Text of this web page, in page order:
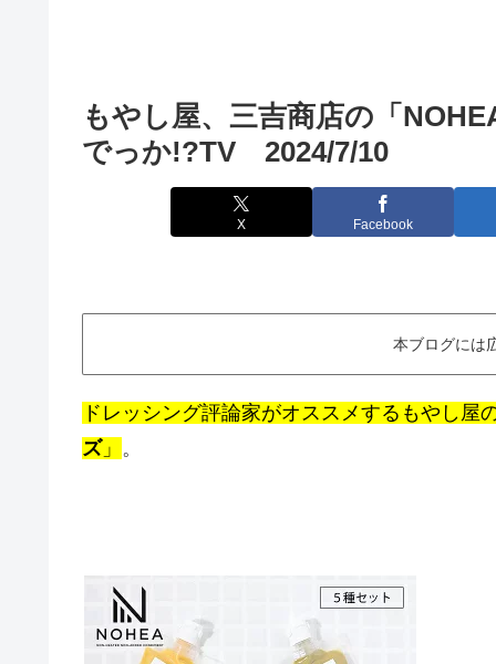
もやし屋、三吉商店の「
でっか!?TV 2024/7/10
X Facebook
本ブログには
ドレッシング評論家がオススメするもやし屋
ズ」 。